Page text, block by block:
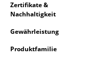
Bodenleuchten
Wandleuchten
Zertifikate &
Nachhaltigkeit
Gewährleistung
Produktfamilie